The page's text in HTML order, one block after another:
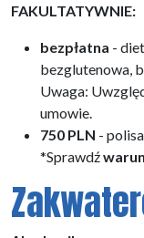
FAKULTATYWNIE:
bezpłatna -
bezglutenowa,
Uwaga:
umowie.
750 PLN -
*Sprawdź